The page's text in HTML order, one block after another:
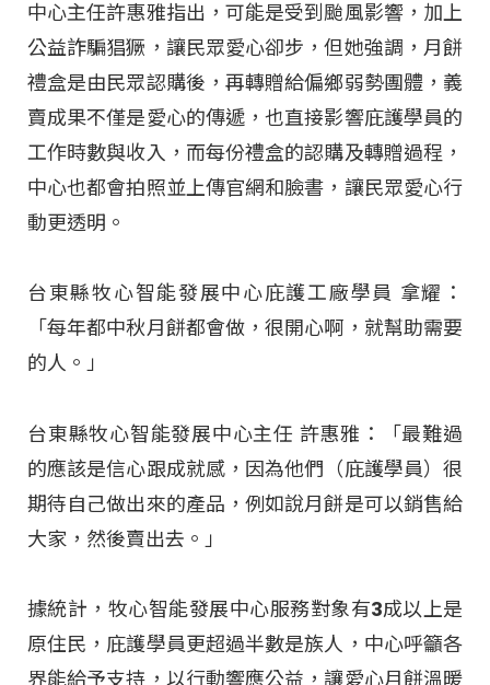
中心主任許惠雅指出，可能是受到颱風影響，加上
公益詐騙猖獗，讓民眾愛心卻步，但她強調，月餅
禮盒是由民眾認購後，再轉贈給偏鄉弱勢團體，義
賣成果不僅是愛心的傳遞，也直接影響庇護學員的
工作時數與收入，而每份禮盒的認購及轉贈過程，
中心也都會拍照並上傳官網和臉書，讓民眾愛心行
動更透明。
台東縣牧心智能發展中心庇護工廠學員 拿耀：
「每年都中秋月餅都會做，很開心啊，就幫助需要
的人。」
台東縣牧心智能發展中心主任 許惠雅：「最難過
的應該是信心跟成就感，因為他們（庇護學員）很
期待自己做出來的產品，例如說月餅是可以銷售給
大家，然後賣出去。」
據統計，牧心智能發展中心服務對象有3成以上是
原住民，庇護學員更超過半數是族人，中心呼籲各
界能給予支持，以行動響應公益，讓愛心月餅溫暖